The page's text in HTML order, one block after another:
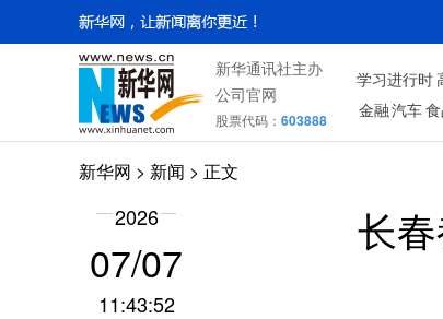
新华通讯社主办
公司官网
股票代码： 603888
学习进行时
金融汽车
新华网 > 新闻 > 正文
2026
07/07
11:43:52
长